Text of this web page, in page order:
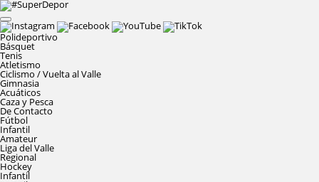
Polideportivo
Básquet
Tenis
Atletismo
Ciclismo / Vuelta al Valle
Gimnasia
Acuáticos
Caza y Pesca
De Contacto
Fútbol
Infantil
Amateur
Liga del Valle
Regional
Hockey
Infantil